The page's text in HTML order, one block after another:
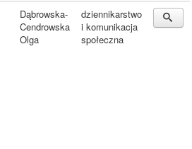
Dąbrowska-
Cendrowska
Olga
dziennikarstwo
i komunikacja
społeczna